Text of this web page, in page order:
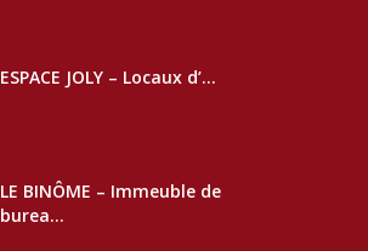
ESPACE JOLY – Locaux d’...
LE BINÔME – Immeuble de
burea...